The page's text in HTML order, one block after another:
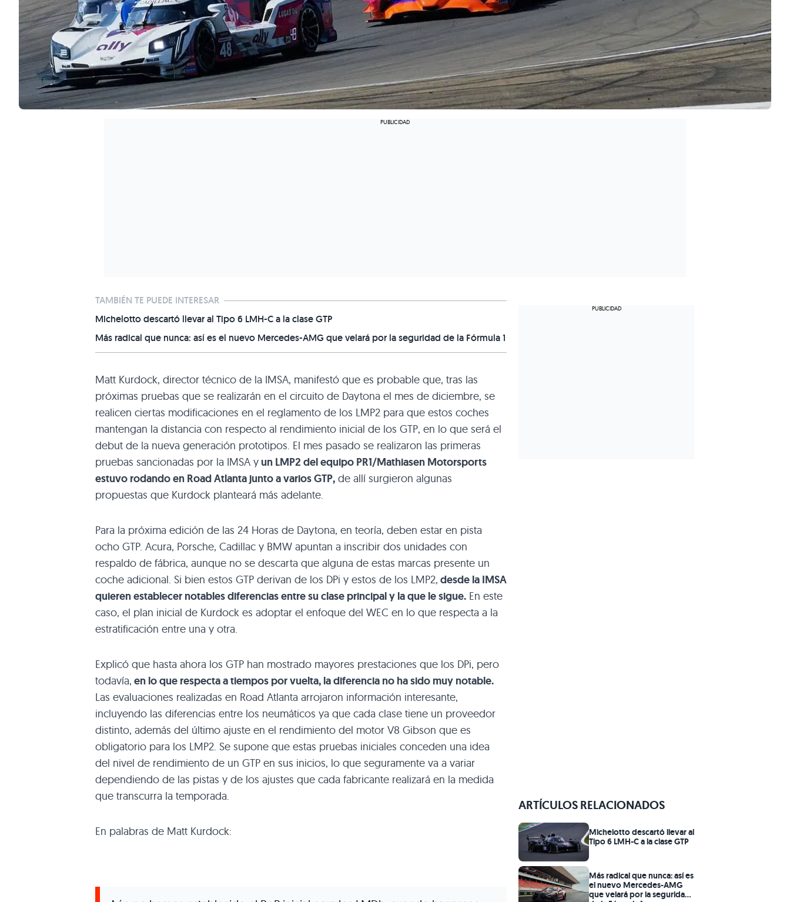
TAMBIÉN TE PUEDE INTERESAR
Michelotto descartó llevar al Tipo 6 LMH-C a la clase GTP
Más radical que nunca: así es el nuevo Mercedes-AMG que velará por la seguridad de la Fórmula 1
Matt Kurdock, director técnico de la IMSA, manifestó que es probable que, tras las
próximas pruebas que se realizarán en el circuito de Daytona el mes de diciembre, se
realicen ciertas modificaciones en el reglamento de los LMP2 para que estos coches
mantengan la distancia con respecto al rendimiento inicial de los GTP, en lo que será el
debut de la nueva generación prototipos. El mes pasado se realizaron las primeras
pruebas sancionadas por la IMSA y un LMP2 del equipo PR1/Mathiasen Motorsports
estuvo rodando en Road Atlanta junto a varios GTP, de allí surgieron algunas
propuestas que Kurdock planteará más adelante.
Para la próxima edición de las 24 Horas de Daytona, en teoría, deben estar en pista
ocho GTP. Acura, Porsche, Cadillac y BMW apuntan a inscribir dos unidades con
respaldo de fábrica, aunque no se descarta que alguna de estas marcas presente un
coche adicional. Si bien estos GTP derivan de los DPi y estos de los LMP2, desde la IMSA
quieren establecer notables diferencias entre su clase principal y la que le sigue. En este
caso, el plan inicial de Kurdock es adoptar el enfoque del WEC en lo que respecta a la
estratificación entre una y otra.
Explicó que hasta ahora los GTP han mostrado mayores prestaciones que los DPi, pero
todavía, en lo que respecta a tiempos por vuelta, la diferencia no ha sido muy notable.
Las evaluaciones realizadas en Road Atlanta arrojaron información interesante,
incluyendo las diferencias entre los neumáticos ya que cada clase tiene un proveedor
distinto, además del último ajuste en el rendimiento del motor V8 Gibson que es
obligatorio para los LMP2. Se supone que estas pruebas iniciales conceden una idea
del nivel de rendimiento de un GTP en sus inicios, lo que seguramente va a variar
dependiendo de las pistas y de los ajustes que cada fabricante realizará en la medida
que transcurra la temporada.
En palabras de Matt Kurdock:
ARTÍCULOS RELACIONADOS
Michelotto descartó llevar al
Tipo 6 LMH-C a la clase GTP
Más radical que nunca: así es
el nuevo Mercedes-AMG
que velará por la seguridad